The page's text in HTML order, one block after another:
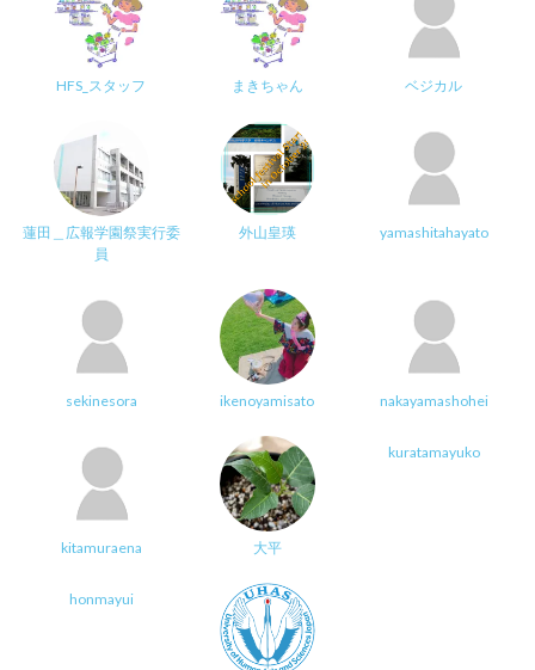
HFS_スタッフ まきちゃん ベジカル
蓮田＿広報学園祭実行委
員
外山皇瑛 yamashitahayato
sekinesora ikenoyamisato nakayamashohei
kitamuraena 大平
kuratamayuko
honmayui